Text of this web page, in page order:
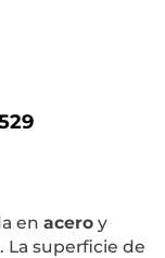
en acero y
. La superficie de